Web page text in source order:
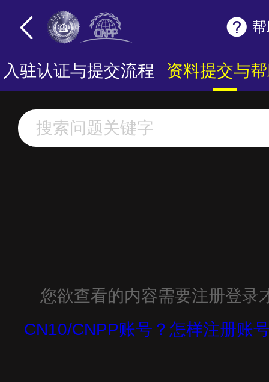
入驻认证与提交流程 资料提交与
您欲查看的内容需要注册登录
CN10/CNPP账号？怎样注册账